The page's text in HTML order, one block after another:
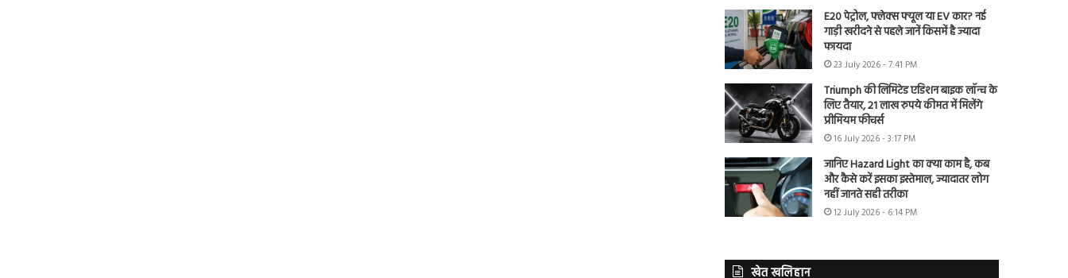
E20 पेट्रोल, फ्लेक्स फ्यूल या EV कार? नई
गाड़ी खरीदने से पहले जानें किसमें है ज्यादा
फायदा
23 July 2026 - 7:41 PM
Triumph की लिमिटेड एडिशन बाइक लॉन्च के
लिए तैयार, 21 लाख रुपये कीमत में मिलेंगे
प्रीमियम फीचर्स
16 July 2026 - 3:17 PM
जानिए Hazard Light का क्या काम है, कब
और कैसे करें इसका इस्तेमाल, ज्यादातर लोग
नहीं जानते सही तरीका
12 July 2026 - 6:14 PM
खेत खलिहान